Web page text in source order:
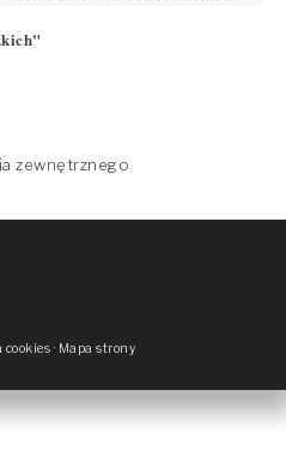
zewnętrznego
cookies · Mapa strony